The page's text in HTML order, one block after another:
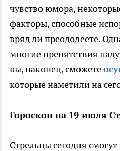
чувство юмора,
факторы, способные
вряд ли преодолеете.
многие препятствия
вы, наконец, сможете
которые наметили на
Гороскоп на 19 июля
Стрельцы сегодня